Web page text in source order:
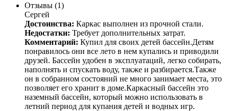
Отзывы (1)
Сергей
Достоинства: Каркас выполнен из прочной стали.
Недостатки: Требует дополнительных затрат.
Комментарий: Купил для своих детей бассейн.Детям
понравилось они все лето в нем купались и приводили
друзей. Бассейн удобен в эксплуатаций, легко собирать,
наполнять и спускать воду, также и разбирается.Также
он в собранном состояний не много занимает места, это
позволяет его хранит в доме.Каркасный бассейн это
наземный бассейн, который можно использовать в
летний период для купания детей и водных игр.